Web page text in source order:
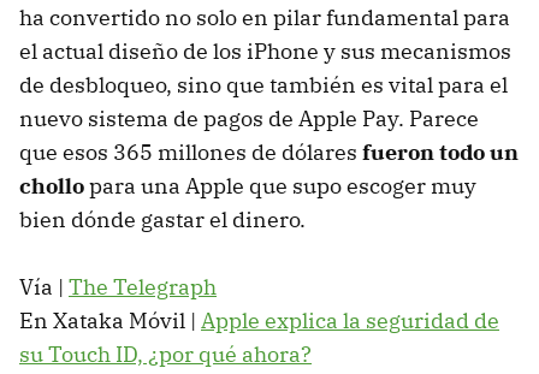
ha convertido no solo en pilar fundamental para
el actual diseño de los iPhone y sus mecanismos
de desbloqueo, sino que también es vital para el
nuevo sistema de pagos de Apple Pay. Parece
que esos 365 millones de dólares fueron todo un
chollopara una Apple que supo escoger muy
bien dónde gastar el dinero.
Vía | The Telegraph
En Xataka Móvil | Apple explica la seguridad de
su Touch ID, ¿por qué ahora?